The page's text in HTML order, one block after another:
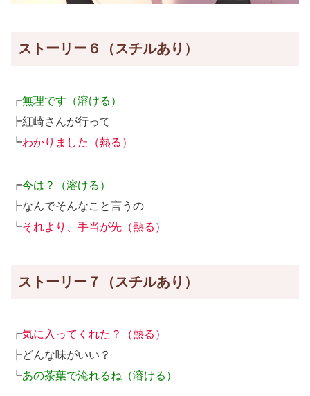
ストーリー６（スチルあり）
┏無理です（溶ける）
┣紅崎さんが行って
┗わかりました（熱る）
┏今は？（溶ける）
┣なんでそんなこと言うの
┗それより、手当が先（熱る）
ストーリー７（スチルあり）
┏気に入ってくれた？（熱る）
┣どんな味がいい？
┗あの茶葉で淹れるね（溶ける）